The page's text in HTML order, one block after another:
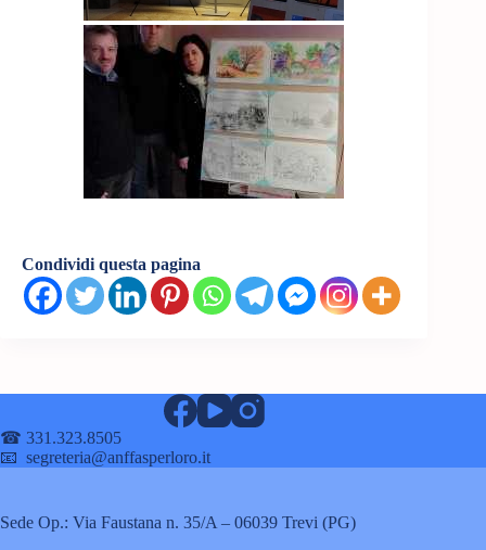
Condividi questa pagina
☎ 331.323.8505
📧 segreteria@anffasperloro.it
Sede Op.: Via Faustana n. 35/A – 06039 Trevi (PG)